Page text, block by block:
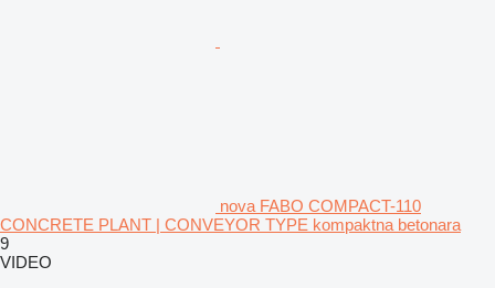
nova FABO COMPACT-110
CONCRETE PLANT | CONVEYOR TYPE kompaktna betonara
9
VIDEO